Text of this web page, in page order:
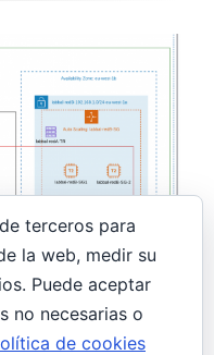
en AWS
terceros para
la web, medir su
Puede aceptar
no necesarias o
de cookies